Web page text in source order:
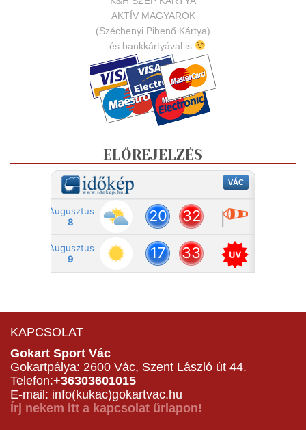
AKTÍV MAGYAROK
(Széchenyi Pihenő Kártya)
...és bankkártyával is
ELŐREJELZÉS
KAPCSOLAT
Gokart Sport Vác
Gokartpálya: 2600 Vác, Szent László út 44.
Telefon:+36303601015
E-mail: info(kukac)gokartvac.hu
Írj nekem itt a kapcsolat űrlapon!